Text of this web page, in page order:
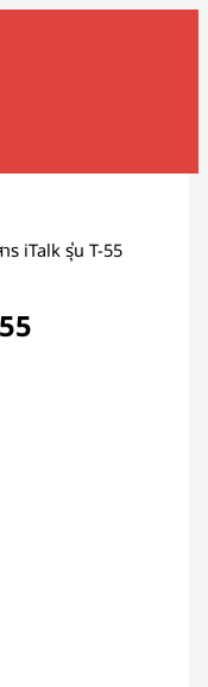
ร iTalk รุ่น T-55